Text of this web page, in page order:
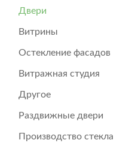
Двери
Витрины
Остекление фасадов
Витражная студия
Другое
Раздвижные двери
Производство стекла